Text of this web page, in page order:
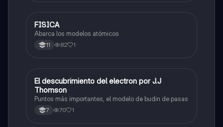
Biologia
FISICA
Abarca los modelos atómicos
11 82 1
Biologia
El descubrimiento del electron por J.J
Thomson
Puntos más importantes, el modelo de budin de pasas
7 70 1